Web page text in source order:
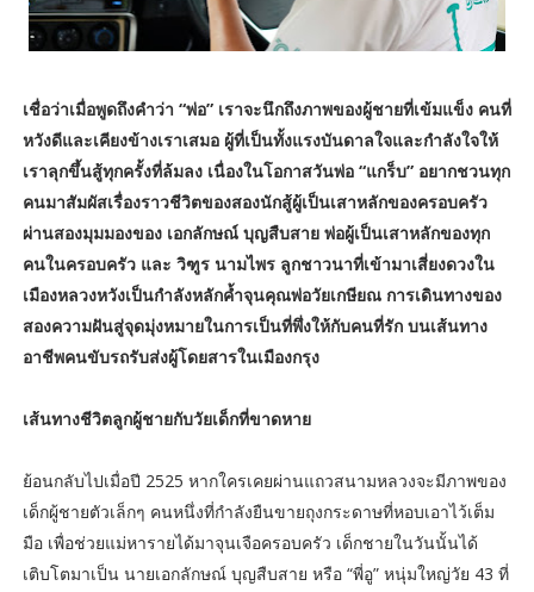
เชื่อว่าเมื่อพูดถึงคำว่า “พ่อ” เราจะนึกถึงภาพของผู้ชายที่เข้มแข็ง คนที่
หวังดีและเคียงข้างเราเสมอ ผู้ที่เป็นทั้งแรงบันดาลใจและกำลังใจให้
เราลุกขึ้นสู้ทุกครั้งที่ล้มลง เนื่องในโอกาสวันพ่อ “แกร็บ” อยากชวนทุก
คนมาสัมผัสเรื่องราวชีวิตของสองนักสู้ผู้เป็นเสาหลักของครอบครัว
ผ่านสองมุมมองของ เอกลักษณ์ บุญสืบสาย พ่อผู้เป็นเสาหลักของทุก
คนในครอบครัว และ วิฑูร นามไพร ลูกชาวนาที่เข้ามาเสี่ยงดวงใน
เมืองหลวงหวังเป็นกำลังหลักค้ำจุนคุณพ่อวัยเกษียณ การเดินทางของ
สองความฝันสู่จุดมุ่งหมายในการเป็นที่พึ่งให้กับคนที่รัก บนเส้นทาง
อาชีพคนขับรถรับส่งผู้โดยสารในเมืองกรุง
เส้นทางชีวิตลูกผู้ชายกับวัยเด็กที่ขาดหาย
ย้อนกลับไปเมื่อปี 2525 หากใครเคยผ่านแถวสนามหลวงจะมีภาพของ
เด็กผู้ชายตัวเล็กๆ คนหนึ่งที่กำลังยืนขายถุงกระดาษที่หอบเอาไว้เต็ม
มือ เพื่อช่วยแม่หารายได้มาจุนเจือครอบครัว เด็กชายในวันนั้นได้
เติบโตมาเป็น นายเอกลักษณ์ บุญสืบสาย หรือ “พี่อู” หนุ่มใหญ่วัย 43 ที่